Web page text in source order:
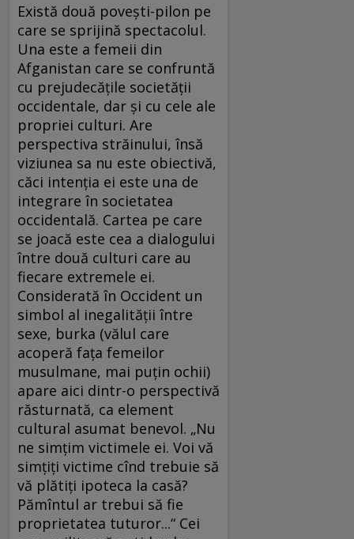
Există două poveşti-pilon pe
care se sprijină spectacolul.
Una este a femeii din
Afganistan care se confruntă
cu prejudecăţile societăţii
occidentale, dar şi cu cele ale
propriei culturi. Are
perspectiva străinului, însă
viziunea sa nu este obiectivă,
căci intenţia ei este una de
integrare în societatea
occidentală. Cartea pe care
se joacă este cea a dialogului
între două culturi care au
fiecare extremele ei.
Considerată în Occident un
simbol al inegalităţii între
sexe, burka (vălul care
acoperă faţa femeilor
musulmane, mai puţin ochii)
apare aici dintr-o perspectivă
răsturnată, ca element
cultural asumat benevol. „Nu
ne simţim victimele ei. Voi vă
simţiţi victime cînd trebuie să
vă plătiţi ipoteca la casă?
Pămîntul ar trebui să fie
proprietatea tuturor...“ Cei